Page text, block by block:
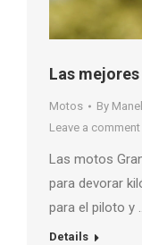
Las
Motos By
Leave a comment
Las motos
para devorar
para el piloto y
Details